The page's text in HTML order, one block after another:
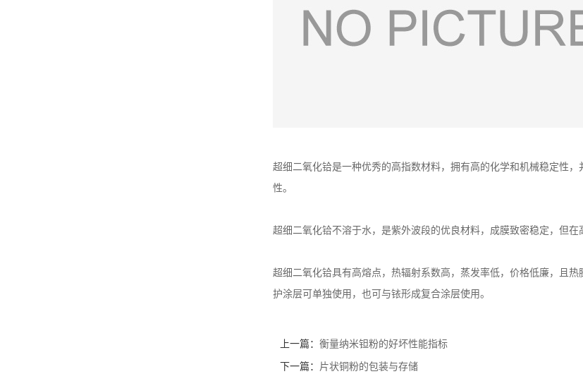
超细二氧化铪是一种优秀的高指数材料，拥有高的化学和机械稳定性，
性。
超细二氧化铪不溶于水，是紫外波段的优良材料，成膜致密稳定，但在
超细二氧化铪具有高熔点，热辐射系数高，蒸发率低，价格低廉，且
护涂层可单独使用，也可与铱形成复合涂层使用。
上一篇： 衡量纳米钽粉的好坏性能指标
下一篇： 片状铜粉的包装与存储